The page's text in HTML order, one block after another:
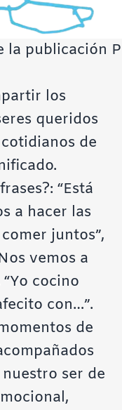
la publicación
los
queridos
de
“Está
a hacer las
juntos”,
vemos a
cocino
con…”.
de
ser de